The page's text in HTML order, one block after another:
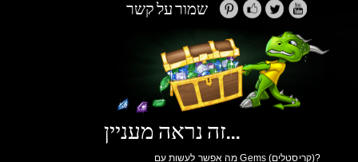
זה נראה מעניין...
מה אפשר לעשות עם Gems (קריסטלים)?
תוכלו לקבל הטבות, הנחות, שתפו חברים ותוכלו
להרוויח כסף.
למידע נוסף ליחצוכאן
גיימינג דרגונס
תנאי שימוש
הצהרת
נגישות
ואבטחת מידע